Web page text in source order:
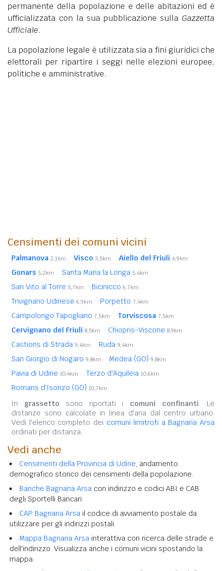
permanente della popolazione e delle abitazioni ed è
ufficializzata con la sua pubblicazione sulla Gazzetta
Ufficiale.
La popolazione legale è utilizzata sia a fini giuridici che
elettorali per ripartire i seggi nelle elezioni europee,
politiche e amministrative.
Censimenti dei comuni vicini
Palmanova 2,1km Visco 3,5km Aiello del Friuli 4,9km
Gonars 5,2km Santa Maria la Longa 5,4km
San Vito al Torre 5,7km Bicinicco 6,7km
Trivignano Udinese 6,9km Porpetto 7,4km
Campolongo Tapogliano 7,5km Torviscosa 7,5km
Cervignano del Friuli 8,5km Chiopris-Viscone 8,9km
Castions di Strada 9,4km Ruda 9,4km
San Giorgio di Nogaro 9,8km Medea (GO) 9,8km
Pavia di Udine 10,4km Terzo d'Aquileia 10,6km
Romans d'Isonzo (GO) 10,7km
In grassetto sono riportati i comuni confinanti. Le
distanze sono calcolate in linea d'aria dal centro urbano.
Vedi l'elenco completo dei comuni limitrofi a Bagnaria Arsa
ordinati per distanza.
Vedi anche
Censimenti della Provincia di Udine, andamento
demografico storico dei censimenti della popolazione.
Banche Bagnaria Arsa con indirizzo e codici ABI e CAB
degli Sportelli Bancari.
CAP Bagnaria Arsa il codice di avviamento postale da
utilizzare per gli indirizzi postali.
Mappa Bagnaria Arsa interattiva con ricerca delle strade e
dell'indirizzo. Visualizza anche i comuni vicini spostando la
mappa.